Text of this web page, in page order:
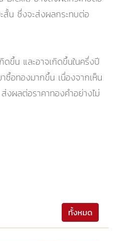
สั้น ซึ่งจะส่งผลกระทบต่อ
ขึ้น และอาจเกิดขึ้นในครึ่งปี
อทองมากขึ้น เนื่องจากเห็น
ผลต่อราคาทองคำอย่างไม่
ทั้งหมด